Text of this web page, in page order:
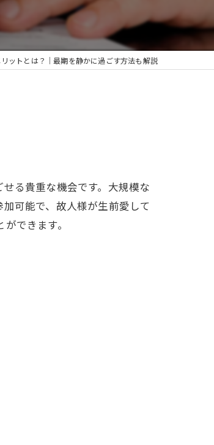
ットとは？｜最期を静かに過ごす方法も解説
る貴重な機会です。大規模な
可能で、故人様が生前愛して
できます。